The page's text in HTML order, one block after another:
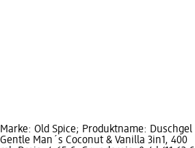
Marke: Old Spice; Produktname: Duschgel
Gentle Man´s Coconut & Vanilla 3in1, 400